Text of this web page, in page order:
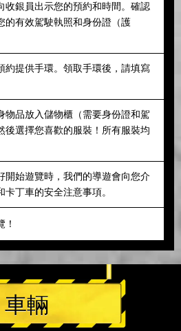
收銀員出示您的預約和時間。確認
的有效駕駛執照和身份證（護
約提供手環。領取手環後，請填寫
物品放入儲物櫃（需要身份證和駕
後選擇您喜歡的服裝！所有服裝均
開始遊覽時，我們的導遊會向您介
卡丁車的安全注意事項。
！
車輛